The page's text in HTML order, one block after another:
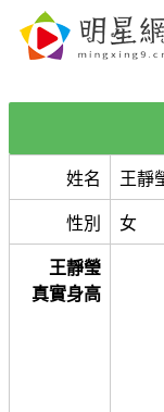
姓名 王靜
性別 女
王靜瑩
真實身高